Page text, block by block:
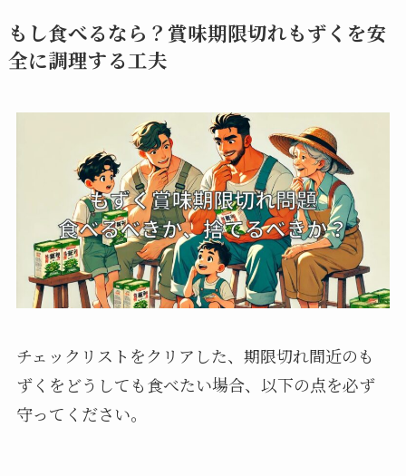
もし食べるなら？賞味期限切れもずくを安
全に調理する工夫
チェックリストをクリアした、期限切れ間近のも
ずくをどうしても食べたい場合、以下の点を必ず
守ってください。